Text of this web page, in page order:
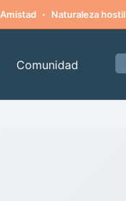
Amistad · Naturaleza hostil
Comunidad